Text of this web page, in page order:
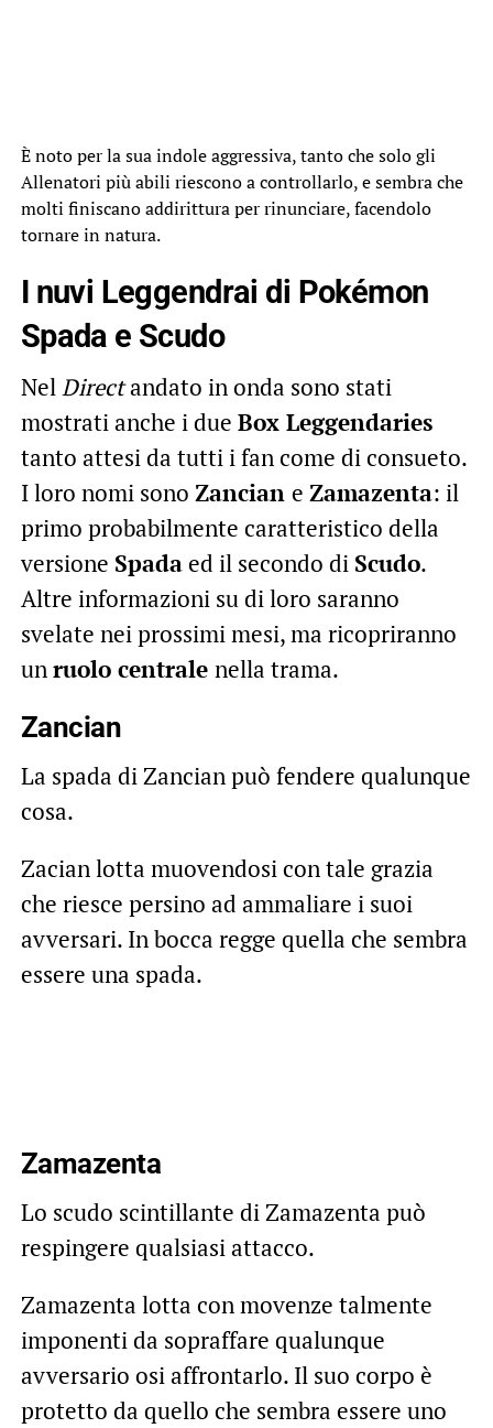
È noto per la sua indole aggressiva, tanto che solo gli
Allenatori più abili riescono a controllarlo, e sembra che
molti finiscano addirittura per rinunciare, facendolo
tornare in natura.
I nuvi Leggendrai di Pokémon
Spada e Scudo
NelDirectandato in onda sono stati
mostrati anche i due Box Leggendaries
tanto attesi da tutti i fan come di consueto.
I loro nomi sono Zancian e Zamazenta: il
primo probabilmente caratteristico della
versione Spadaed il secondo di Scudo.
Altre informazioni su di loro saranno
svelate nei prossimi mesi, ma ricopriranno
unruolo centrale nella trama.
Zancian
La spada di Zancian può fendere qualunque
cosa.
Zacian lotta muovendosi con tale grazia
che riesce persino ad ammaliare i suoi
avversari. In bocca regge quella che sembra
essere una spada.
Zamazenta
Lo scudo scintillante di Zamazenta può
respingere qualsiasi attacco.
Zamazenta lotta con movenze talmente
imponenti da sopraffare qualunque
avversario osi affrontarlo. Il suo corpo è
protetto da quello che sembra essere uno